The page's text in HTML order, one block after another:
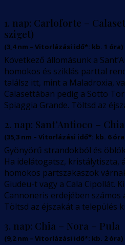
1. nap: Carloforte –
sziget)
(3,4nm – Vitorlázási idő*: kb. 1 óra)
Következő állomásunk a
homokos és sziklás parttal
találsz itt, mint a Maladroxia,
Calasettában pedig a Sotto
Spiaggia Grande. Töltsd az
2. nap: Sant’Antioco – Chia
(35,3 nm – Vitorlázási idő*: kb. 6 óra
Gyönyörű strandokból és
Ha idelátogatsz, kristálytiszta,
homokos partszakaszok
Giudeu-t vagy a Cala Cipollát.
Cannoneris erdejében számos
Töltsd az éjszakát a település
3. nap: Chia – Nora – Pula
(9,2nm – Vitorlázási idő*: kb. 2 óra)